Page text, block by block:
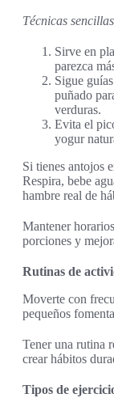
Técnicas
Sirve en
parezca
Sigue
puñado
verduras.
Evita el
yogur
Si tienes antojos
Respira, bebe
hambre real de
Mantener
porciones y
Rutinas de
Moverte con
pequeños
Tener una rutina
crear hábitos
Tipos de